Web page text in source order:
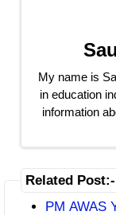
My name is
in education
information
Related Post:-
PM AWAS